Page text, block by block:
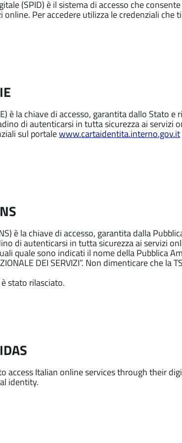
(SPID) è il sistema di accesso che
Per accedere utilizza le credenziali che
è la chiave di accesso, garantita dallo Stato e
di autenticarsi in tutta sicurezza ai servizi
sul portalewww.cartaidentita.interno.gov.it
è la chiave di accesso, garantita dalla
di autenticarsi in tutta sicurezza ai servizi
quale sono indicati il nome della Pubblica
DEI SERVIZI”. Non dimenticare che la
stato rilasciato.
access Italian online services through their
identity.